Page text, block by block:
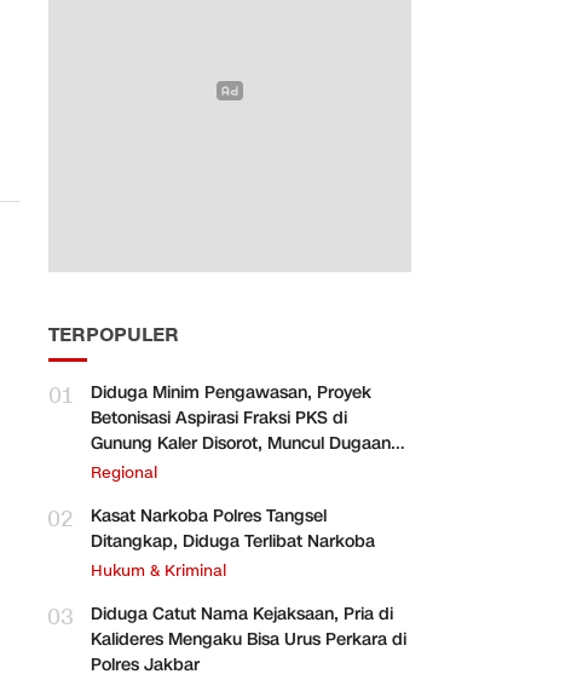
TERPOPULER
01
Diduga Minim Pengawasan, Proyek
Betonisasi Aspirasi Fraksi PKS di
Gunung Kaler Disorot, Muncul Dugaan
Pengurangan Volume
Regional
02
Kasat Narkoba Polres Tangsel
Ditangkap, Diduga Terlibat Narkoba
Hukum & Kriminal
03
Diduga Catut Nama Kejaksaan, Pria di
Kalideres Mengaku Bisa Urus Perkara di
Polres Jakbar